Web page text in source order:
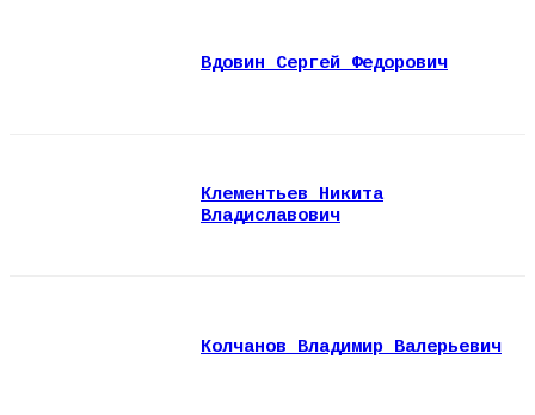
Вдовин Сергей Федорович
Клементьев Никита
Владиславович
Колчанов Владимир Валерьевич